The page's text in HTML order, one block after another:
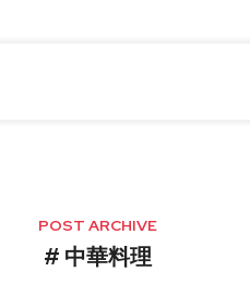
POST ARCHIVE
# 中華料理